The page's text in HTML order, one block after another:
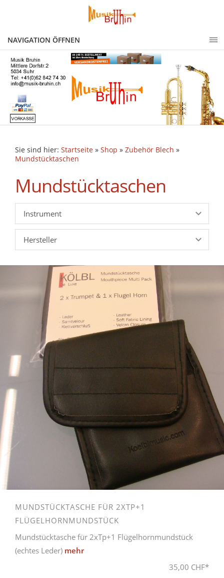
NAVIGATION ÖFFNEN
Sie sind hier: Startseite » Shop » Zubehör Blech »
Mundstücktaschen
Mundstücktaschen
Instrument
Hersteller
MUNDSTÜCKTASCHE FÜR 2XTP+1
FLÜGELHORNMUNDSTÜCK
Mundstücktasche für 2xTp+1 Flügelhornmundstück
(echtes Leder) mehr
35,00 CHF*